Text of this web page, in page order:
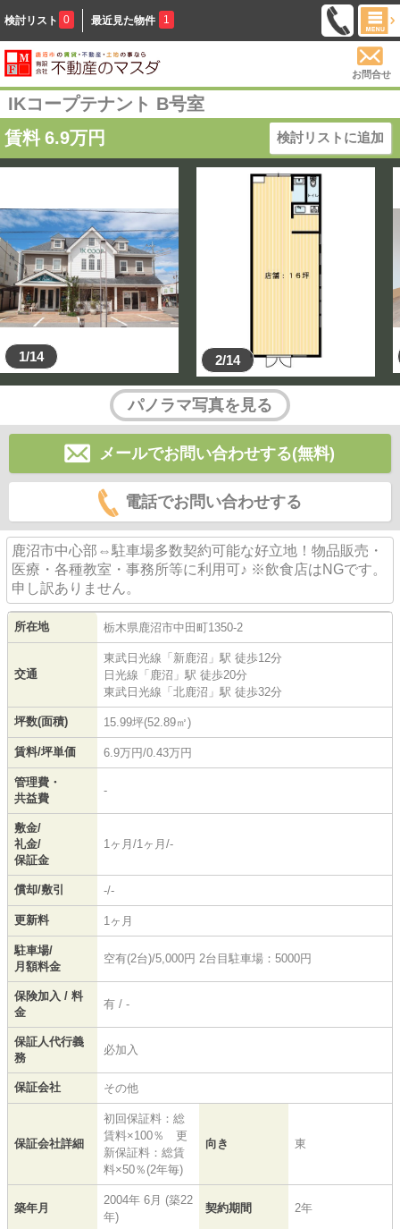
検討リスト 0 最近見た物件 1
お問合せ
IKコープテナント B号室
賃料 6.9万円 検討リストに追加
1/14 2/14
パノラマ写真を見る
メールでお問い合わせする(無料)
電話でお問い合わせする
鹿沼市中心部⇔駐車場多数契約可能な好立地！物品販売・
医療・各種教室・事務所等に利用可♪ ※飲食店はNGです。
申し訳ありません。
所在地 栃木県 鹿沼市中田町1350-2
交通
東武日光線 「 新鹿沼 」駅 徒歩12分
日光線 「 鹿沼 」駅 徒歩20分
東武日光線 「 北鹿沼 」駅 徒歩32分
坪数(面積) 15.99坪(52.89㎡)
賃料/坪単価 6.9万円/0.43万円
管理費・
共益費
-
敷金/
礼金/
保証金
1ヶ月/1ヶ月/-
償却/敷引 -/-
更新料 1ヶ月
駐車場/
月額料金
空有(2台)/5,000円 2台目駐車場：5000円
保険加入 / 料
金
有 / -
保証人代行義
務
必加入
保証会社 その他
保証会社詳細
初回保証料：総
賃料×100％ 更
新保証料：総賃
料×50％(2年毎)
向き 東
築年月
2004年 6月 (築22
年)
契約期間 2年